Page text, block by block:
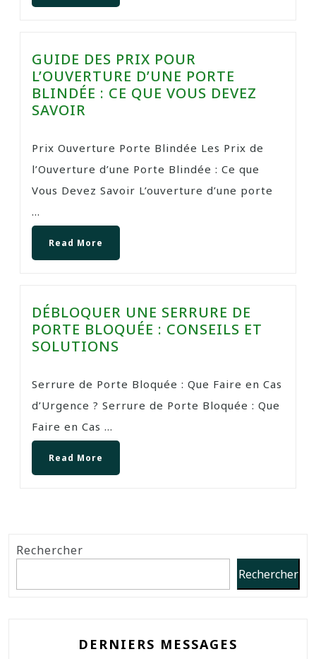
GUIDE DES PRIX POUR
L’OUVERTURE D’UNE PORTE
BLINDÉE : CE QUE VOUS DEVEZ
SAVOIR
Prix Ouverture Porte Blindée Les Prix de
l’Ouverture d’une Porte Blindée : Ce que
Vous Devez Savoir L’ouverture d’une porte
...
Read More
DÉBLOQUER UNE SERRURE DE
PORTE BLOQUÉE : CONSEILS ET
SOLUTIONS
Serrure de Porte Bloquée : Que Faire en Cas
d’Urgence ? Serrure de Porte Bloquée : Que
Faire en Cas ...
Read More
Rechercher
Rechercher
DERNIERS MESSAGES